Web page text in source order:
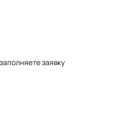
заявку